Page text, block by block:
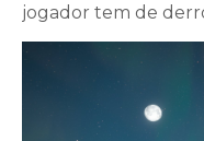
jogador tem de